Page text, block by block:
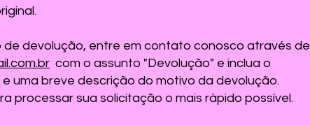
de devolução, entre em contato conosco através de
com o assunto "Devolução" e inclua o
uma breve descrição do motivo da devolução.
processar sua solicitação o mais rápido possível.